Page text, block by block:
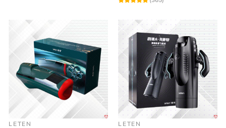
LETEN LETEN